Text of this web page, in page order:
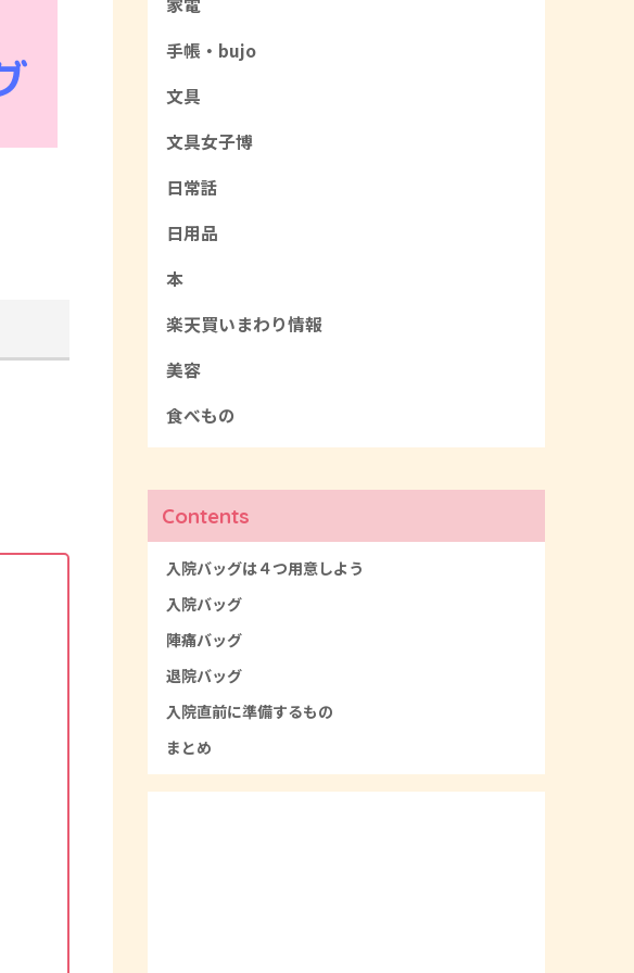
手帳・bujo
文具
文具女子博
日常話
日用品
本
楽天買いまわり情報
美容
食べもの
Contents
入院バッグは４つ用意しよう
入院バッグ
陣痛バッグ
退院バッグ
入院直前に準備するもの
まとめ